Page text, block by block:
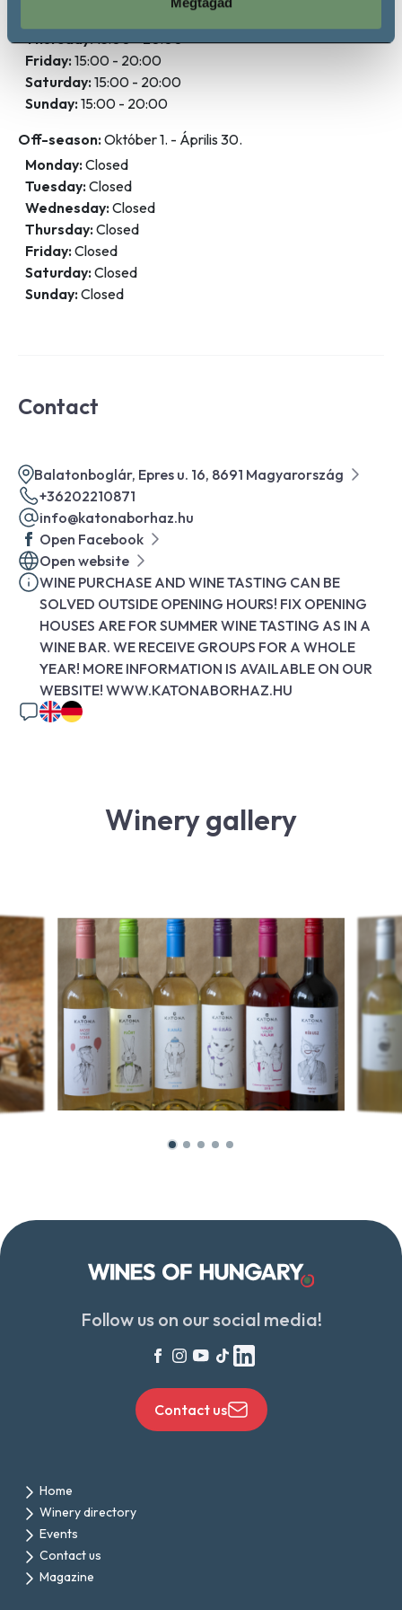
Thursday:15:00 - 20:00
Friday: 15:00 - 20:00
Saturday:15:00 - 20:00
Sunday:15:00 - 20:00
Off-season:Október 1. - Április 30.
Monday:Closed
Tuesday:Closed
Wednesday:Closed
Thursday:Closed
Friday:Closed
Saturday:Closed
Sunday:Closed
Contact
Balatonboglár, Epres u. 16, 8691 Magyarország
+36202210871
info@katonaborhaz.hu
Open Facebook
Open website
WINE PURCHASE AND WINE TASTING CAN BE
SOLVED OUTSIDE OPENING HOURS! FIX OPENING
HOUSES ARE FOR SUMMER WINE TASTING AS IN A
WINE BAR. WE RECEIVE GROUPS FOR A WHOLE
YEAR! MORE INFORMATION IS AVAILABLE ON OUR
WEBSITE! WWW.KATONABORHAZ.HU
Winery gallery
Follow us on our social media!
Contact us
Home
Winery directory
Events
Contact us
Magazine